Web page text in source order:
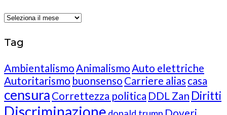
Archives
Tag
AmbientalismoAnimalismoAuto elettriche
Autoritarismo buonsenso Carriere alias casa
censura Correttezza politica DDL Zan Diritti
Discriminazione